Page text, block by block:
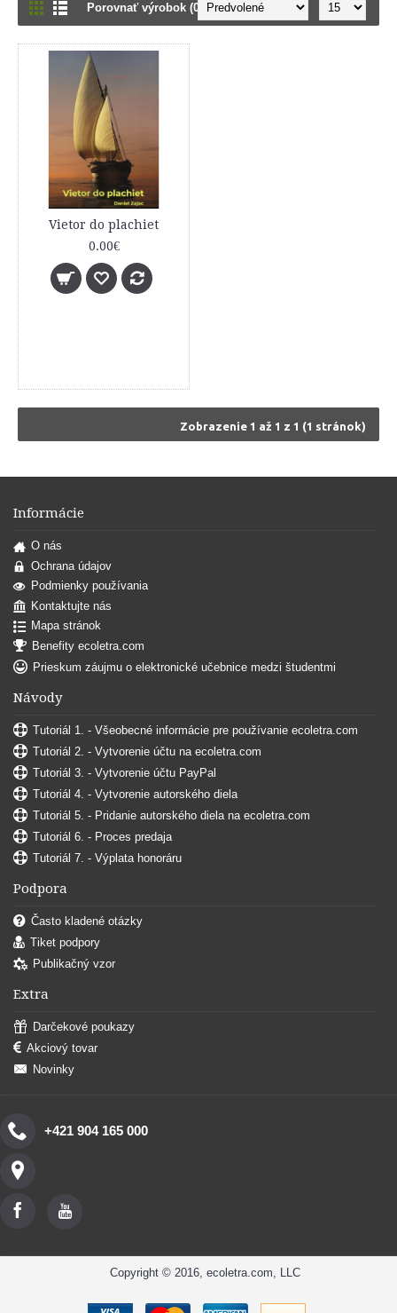
Porovnať výrobok (0)
Vietor do plachiet
0.00€
Zobrazenie 1 až 1 z 1 (1 stránok)
Informácie
O nás
Ochrana údajov
Podmienky používania
Kontaktujte nás
Mapa stránok
Benefity ecoletra.com
Prieskum záujmu o elektronické učebnice medzi študentmi
Návody
Tutoriál 1. - Všeobecné informácie pre používanie ecoletra.com
Tutoriál 2. - Vytvorenie účtu na ecoletra.com
Tutoriál 3. - Vytvorenie účtu PayPal
Tutoriál 4. - Vytvorenie autorského diela
Tutoriál 5. - Pridanie autorského diela na ecoletra.com
Tutoriál 6. - Proces predaja
Tutoriál 7. - Výplata honoráru
Podpora
Často kladené otázky
Tiket podpory
Publikačný vzor
Extra
Darčekové poukazy
Akciový tovar
Novinky
+421 904 165 000
Copyright © 2016, ecoletra.com, LLC